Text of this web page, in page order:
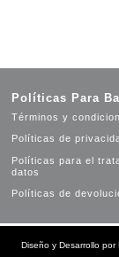
Políticas Para
Términos y
Políticas de
Políticas para el
datos
Políticas de
Diseño y Desarrollo por